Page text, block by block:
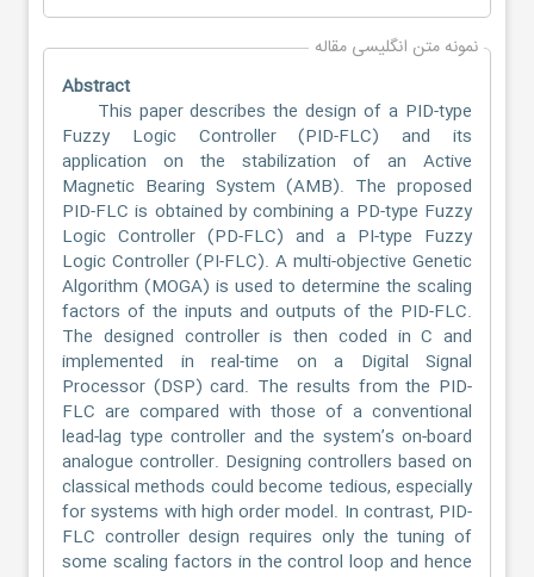
نمونه متن انگلیسی مقاله
Abstract
This paper describes the design of a PID-type
Fuzzy Logic Controller (PID-FLC) and its
application on the stabilization of an Active
Magnetic Bearing System (AMB). The proposed
PID-FLC is obtained by combining a PD-type Fuzzy
Logic Controller (PD-FLC) and a PI-type Fuzzy
Logic Controller (PI-FLC). A multi-objective Genetic
Algorithm (MOGA) is used to determine the scaling
factors of the inputs and outputs of the PID-FLC.
The designed controller is then coded in C and
implemented in real-time on a Digital Signal
Processor (DSP) card. The results from the PID-
FLC are compared with those of a conventional
lead-lag type controller and the system’s on-board
analogue controller. Designing controllers based on
classical methods could become tedious, especially
for systems with high order model. In contrast, PID-
FLC controller design requires only the tuning of
some scaling factors in the control loop and hence